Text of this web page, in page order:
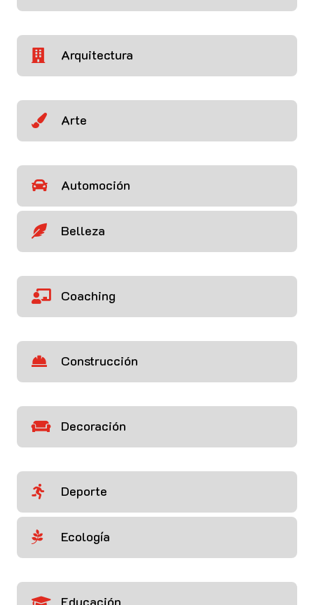
 Arquitectura
 Arte
 Automoción
 Belleza
 Coaching
 Construcción
 Decoración
 Deporte
 Ecología
Educación